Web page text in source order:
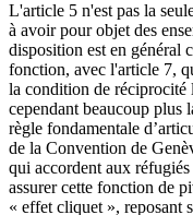
L'article 5 n'est pas la
à avoir pour objet des
disposition est en général
fonction, avec l'article 7,
la condition de réciprocité
cependant beaucoup plus
règle fondamentale
de la Convention de
qui accordent aux
assurer cette fonction de
« effet cliquet », reposant